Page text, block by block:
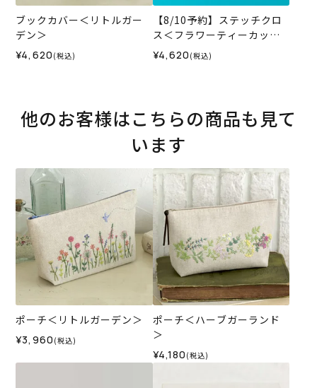
ブックカバー＜リトルガー
デン＞
¥4,620 (税込)
【8/10予約】ステッチクロ
ス＜フラワーティーカップ
＞
¥4,620 (税込)
他のお客様はこちらの商品も見て
います
ポーチ＜リトルガーデン＞
¥3,960 (税込)
ポーチ＜ハーブガーランド
＞
¥4,180 (税込)